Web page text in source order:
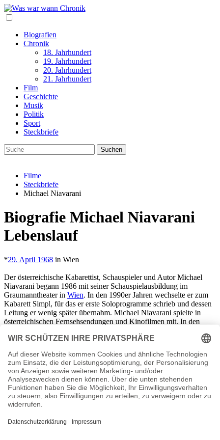
Biografien
Chronik
18. Jahrhundert
19. Jahrhundert
20. Jahrhundert
21. Jahrhundert
Film
Geschichte
Musik
Politik
Sport
Steckbriefe
Filme
Steckbriefe
Michael Niavarani
Biografie Michael Niavarani
Lebenslauf
*29. April 1968 in Wien
Der österreichische Kabarettist, Schauspieler und Autor Michael
Niavarani begann 1986 mit seiner Schauspielausbildung im
Graumanntheater in Wien. In den 1990er Jahren wechselte er zum
Kabarett Simpl, für das er erste Soloprogramme schrieb und dessen
Leitung er wenig später übernahm. Michael Niavarani spielte in
österreichischen Fernsehsendungen und Kinofilmen mit. In den
Vita & Co“. Er schrieb Bestsellerromane und veröffentlichte
er mehrfach den österreichischen Film- und Fernsehpreis ROMY
und den österreichischen Kabarettpreis. Michael Niavarani hat eine
Tochter und lebt inWien.
Michael Niavarani Seiten, Kurzbio, Familie, verheiratet,